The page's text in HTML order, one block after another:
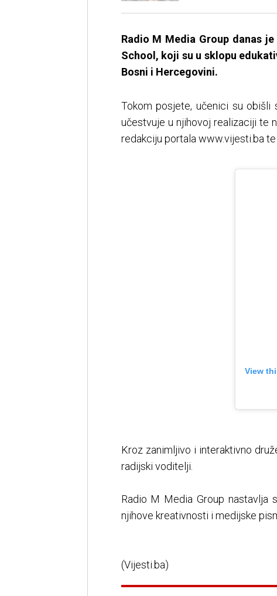
Radio M Media Group danas
School, koji su u sklopu
Bosni i Hercegovini.
Tokom posjete, učenici su obišli
učestvuje u njihovoj realizaciji te
redakciju portala www.vijesti.ba
View
Kroz zanimljivo i interaktivno
radijski voditelji.
Radio M Media Group nastavlja
njihove kreativnosti i medijske
(Vijesti.ba)